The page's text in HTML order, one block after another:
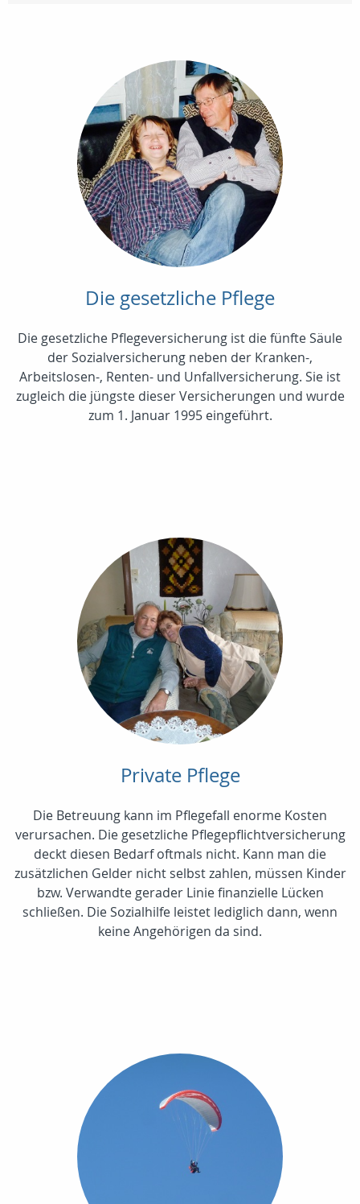
Die gesetzliche Pflege
Die gesetzliche Pflegeversicherung ist die fünfte Säule
der Sozialversicherung neben der Kranken-,
Arbeitslosen-, Renten- und Unfallversicherung. Sie ist
zugleich die jüngste dieser Versicherungen und wurde
zum 1. Januar 1995 eingeführt.
Private Pflege
Die Betreuung kann im Pflegefall enorme Kosten
verursachen. Die gesetzliche Pflegepflichtversicherung
deckt diesen Bedarf oftmals nicht. Kann man die
zusätzlichen Gelder nicht selbst zahlen, müssen Kinder
bzw. Verwandte gerader Linie finanzielle Lücken
schließen. Die Sozialhilfe leistet lediglich dann, wenn
keine Angehörigen da sind.